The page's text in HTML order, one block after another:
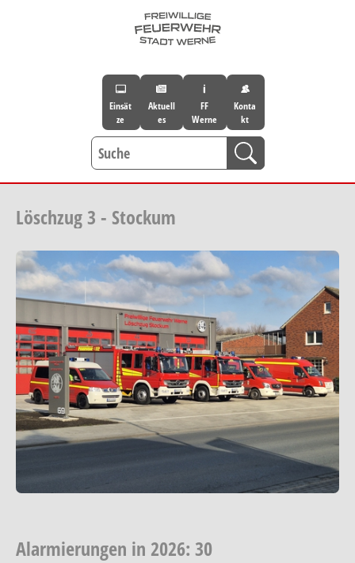
Einsät
ze
Aktuell
es
FF
Werne
Konta
kt
Löschzug 3 - Stockum
Alarmierungen in 2026: 30